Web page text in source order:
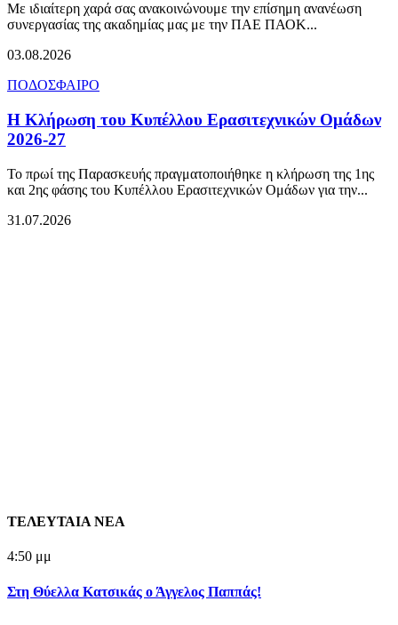
Με ιδιαίτερη χαρά σας ανακοινώνουμε την επίσημη ανανέωση
συνεργασίας της ακαδημίας μας με την ΠΑΕ ΠΑΟΚ...
03.08.2026
ΠΟΔΟΣΦΑΙΡΟ
Η Κλήρωση του Κυπέλλου Ερασιτεχνικών Ομάδων
2026-27
Το πρωί της Παρασκευής πραγματοποιήθηκε η κλήρωση της 1ης
και 2ης φάσης του Κυπέλλου Ερασιτεχνικών Ομάδων για την...
31.07.2026
ΤΕΛΕΥΤΑΙΑ ΝΕΑ
4:50 μμ
Στη Θύελλα Κατσικάς ο Άγγελος Παππάς!